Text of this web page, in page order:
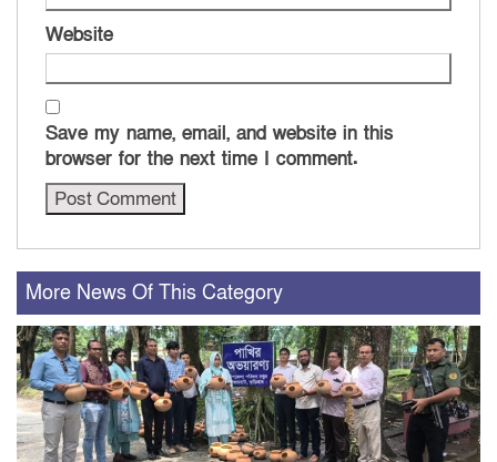
Website
Save my name, email, and website in this
browser for the next time I comment.
More News Of This Category